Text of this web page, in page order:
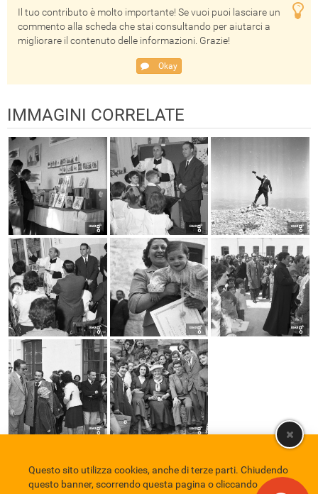
Il tuo contributo è molto importante! Se vuoi puoi lasciare un
commento alla scheda che stai consultando per aiutarci a
migliorare il contenuto delle informazioni. Grazie!
Okay
IMMAGINI CORRELATE
Comune di Eboli Servizio Bibliotecario Nazionale
Privacy policy
Questo sito utilizza cookies, anche di terze parti. Chiudendo
questo banner, scorrendo questa pagina o cliccando